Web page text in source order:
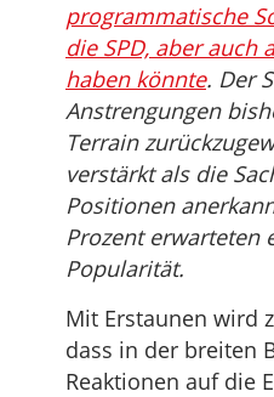
programmatische
die SPD, aber auch
haben könnte. Der
Anstrengungen
Terrain
verstärkt als die
Positionen
Prozent erwarteten
Popularität.
Mit Erstaunen wird
dass in der breiten
Reaktionen auf die